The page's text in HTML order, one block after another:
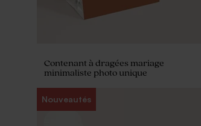
Contenant à dragées mariage
minimaliste photo unique
Nouveautés